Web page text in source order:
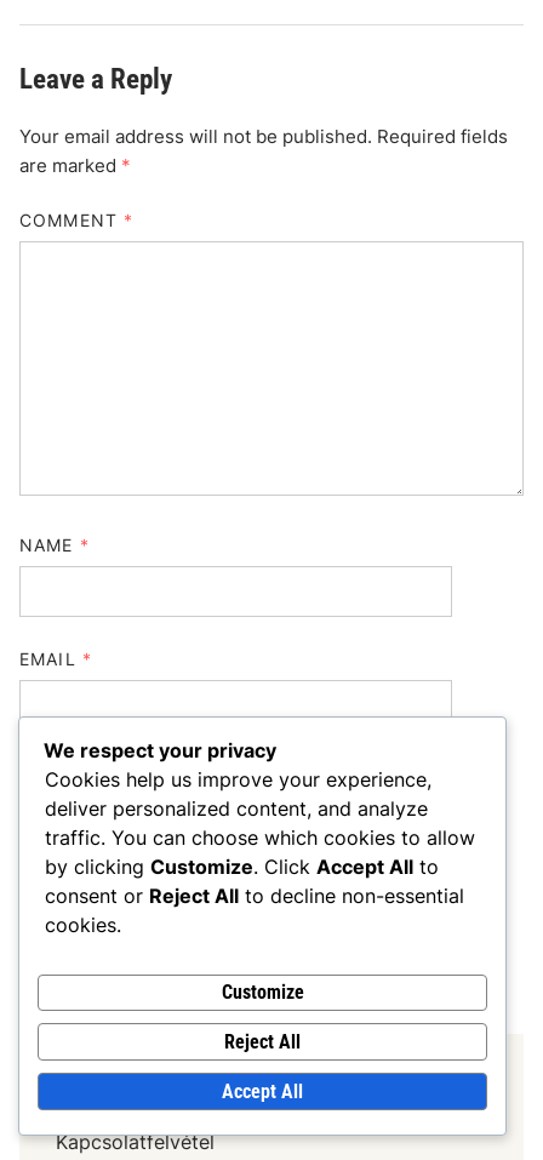
Leave a Reply
Your email address will not be published. Required fields
are marked *
COMMENT *
NAME *
EMAIL *
WEBSITE
SAVE MY NAME, EMAIL, AND WEBSITE IN THIS
HIVATKOZÁSOK
Kapcsolatfelvétel
We respect your privacy
Cookies help us improve your experience,
deliver personalized content, and analyze
traffic. You can choose which cookies to allow
by clicking Customize. Click Accept All to
consent or Reject All to decline non-essential
cookies.
Customize
Reject All
Accept All